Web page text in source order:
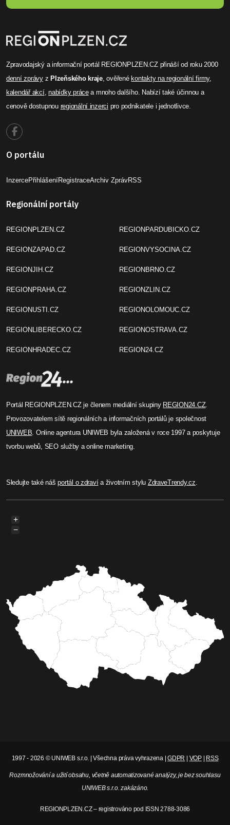
Zpravodajský a informační portál REGIONPLZEN.CZ přináší od roku 2000
denní zprávyzPlzeňského kraje, ověřenékontakty na regionální firmy,
kalendář akcí,nabídky prácea mnoho dalšího. Nabízí také účinnou a
cenově dostupnou regionální inzerci pro podnikatele i jednotlivce.
O portálu
InzercePřihlášeníRegistraceArchiv ZprávRSS
Regionální portály
REGIONPLZEN.CZ
REGIONZAPAD.CZ
REGIONJIH.CZ
REGIONPRAHA.CZ
REGIONUSTI.CZ
REGIONLIBERECKO.CZ
REGIONHRADEC.CZ
REGIONPARDUBICKO.CZ
REGIONVYSOCINA.CZ
REGIONBRNO.CZ
REGIONZLIN.CZ
REGIONOLOMOUC.CZ
REGIONOSTRAVA.CZ
REGION24.CZ
Portál REGIONPLZEN.CZ je členem mediální skupiny REGION24.CZ.
Provozovatelem sítě regionálních a informačních portálů je společnost
UNIWEB . Online agentura UNIWEB byla založená v roce 1997 a poskytuje
tvorbu webů, SEO služby a online marketing.
Sledujte také nášportál o zdravía životním stylu ZdraveTrendy.cz
+
−
1997 - 2026 © UNIWEB s.r.o. | Všechna práva vyhrazena |GDPR | VOP| RSS
Rozmnožování a užití obsahu, včetně automatizované analýzy, je bez souhlasu
UNIWEB s.r.o. zakázáno.
REGIONPLZEN.CZ – registrováno pod ISSN 2788-3086